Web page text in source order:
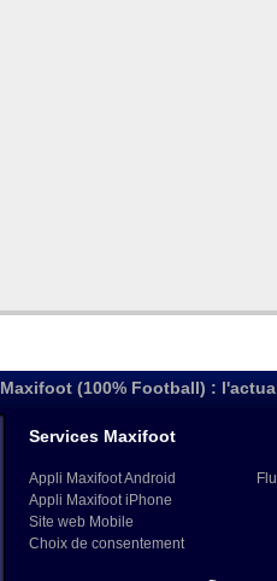
Maxifoot (100% Football) :
Services Maxifoot
Appli Maxifoot Android
Appli Maxifoot iPhone
Site web Mobile
Choix de consentement